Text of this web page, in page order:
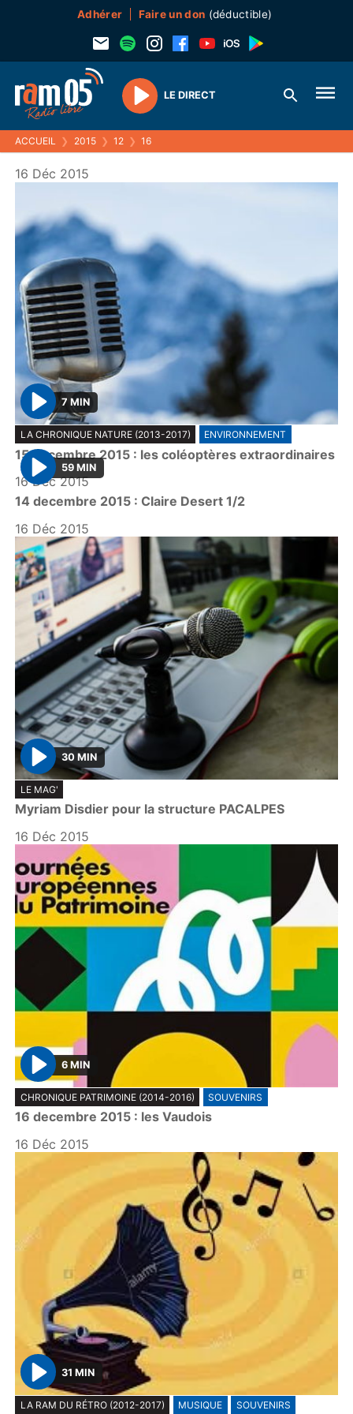
Adhérer Faire un don (déductible)
Play
LE DIRECT
ACCUEIL ❯ 2015 ❯ 12 ❯ 16
16 Déc 2015
P
l
a
y
7 MIN
LA CHRONIQUE NATURE (2013-2017) ENVIRONNEMENT
15 decembre 2015 : les coléoptères extraordinaires
16 Déc 2015
P
l
a
y
59 MIN
14 decembre 2015 : Claire Desert 1/2
16 Déc 2015
P
l
a
y
30 MIN
LE MAG'
Myriam Disdier pour la structure PACALPES
16 Déc 2015
P
l
a
y
6 MIN
CHRONIQUE PATRIMOINE (2014-2016) SOUVENIRS
16 decembre 2015 : les Vaudois
16 Déc 2015
P
l
31 MIN
LA RAM DU RÉTRO (2012-2017) MUSIQUE SOUVENIRS